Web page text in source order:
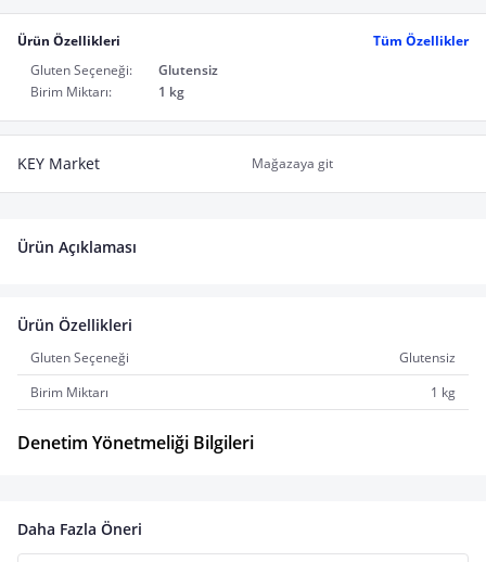
Ürün Özellikleri
Tüm Özellikler
Gluten Seçeneği:
Glutensiz
Birim Miktarı:
1 kg
KEY Market Mağazaya git
Ürün Açıklaması
Ürün Özellikleri
Gluten Seçeneği
Glutensiz
Birim Miktarı
1 kg
Denetim Yönetmeliği Bilgileri
Daha Fazla Öneri